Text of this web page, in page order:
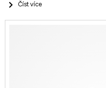
Číst více